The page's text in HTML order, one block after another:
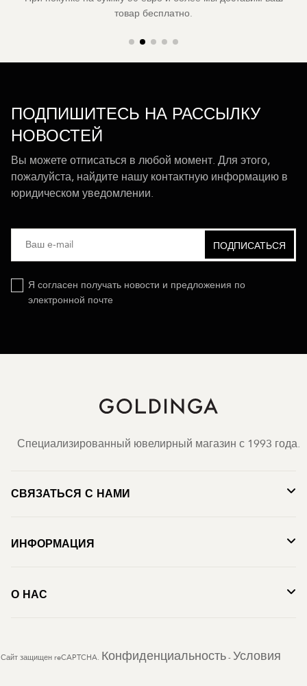
товар бесплатно.
ПОДПИШИТЕСЬ НА РАССЫЛКУ
НОВОСТЕЙ
Вы можете отписаться в любой момент. Для этого,
пожалуйста, найдите нашу контактную информацию в
юридическом уведомлении.
Я согласен получать новости и предложения по
электронной почте
Специализированный ювелирный магазин с 1993 года.
СВЯЗАТЬСЯ С НАМИ
ИНФОРМАЦИЯ
О НАС
Сайт защищен reCAPTCHA. Конфиденциальность - Условия